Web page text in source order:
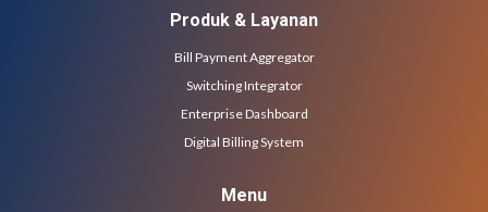
Produk & Layanan
Bill Payment Aggregator
Switching Integrator
Enterprise Dashboard
Digital Billing System
Menu